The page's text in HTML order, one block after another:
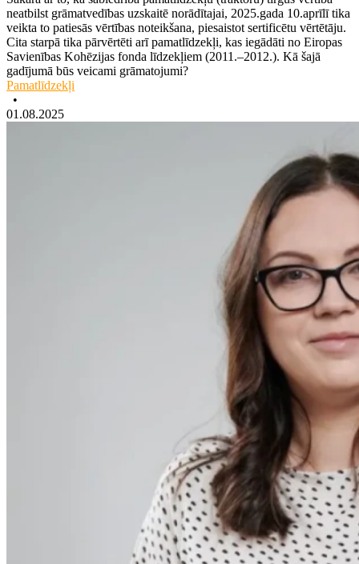
neatbilst grāmatvedības uzskaitē norādītajai, 2025.gada 10.aprīlī tika
veikta to patiesās vērtības noteikšana, piesaistot sertificētu vērtētāju.
Cita starpā tika pārvērtēti arī pamatlīdzekļi, kas iegādāti no Eiropas
Savienības Kohēzijas fonda līdzekļiem (2011.–2012.). Kā šajā
gadījumā būs veicami grāmatojumi?
Pamatlīdzekļi
•
01.08.2025